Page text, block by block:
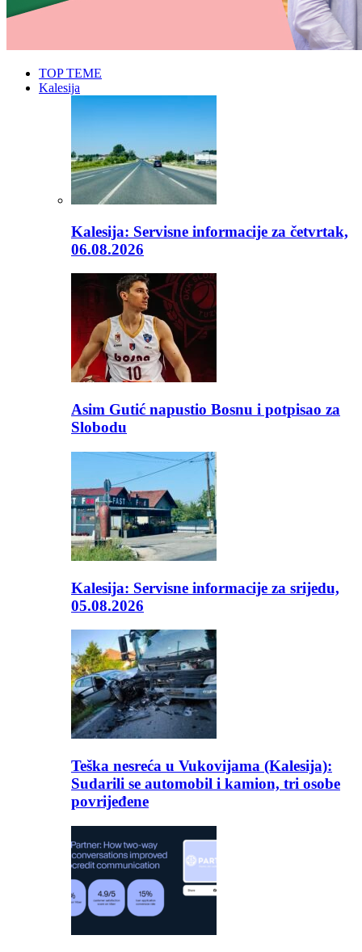
TOP TEME
Kalesija
Kalesija: Servisne informacije za četvrtak,
06.08.2026
Asim Gutić napustio Bosnu i potpisao za
Slobodu
Kalesija: Servisne informacije za srijedu,
05.08.2026
Teška nesreća u Vukovijama (Kalesija):
Sudarili se automobil i kamion, tri osobe
povrijeđene